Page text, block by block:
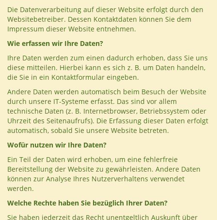
Die Datenverarbeitung auf dieser Website erfolgt durch den
Websitebetreiber. Dessen Kontaktdaten können Sie dem
Impressum dieser Website entnehmen.
Wie erfassen wir Ihre Daten?
Ihre Daten werden zum einen dadurch erhoben, dass Sie uns
diese mitteilen. Hierbei kann es sich z. B. um Daten handeln,
die Sie in ein Kontaktformular eingeben.
Andere Daten werden automatisch beim Besuch der Website
durch unsere IT-Systeme erfasst. Das sind vor allem
technische Daten (z. B. Internetbrowser, Betriebssystem oder
Uhrzeit des Seitenaufrufs). Die Erfassung dieser Daten erfolgt
automatisch, sobald Sie unsere Website betreten.
Wofür nutzen wir Ihre Daten?
Ein Teil der Daten wird erhoben, um eine fehlerfreie
Bereitstellung der Website zu gewährleisten. Andere Daten
können zur Analyse Ihres Nutzerverhaltens verwendet
werden.
Welche Rechte haben Sie bezüglich Ihrer Daten?
Sie haben jederzeit das Recht unentgeltlich Auskunft über